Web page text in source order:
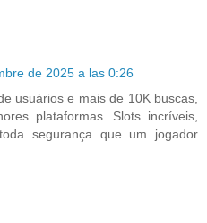
de 2025 a las 0:26
usuários e mais de 10K buscas,
plataformas. Slots incríveis,
segurança que um jogador